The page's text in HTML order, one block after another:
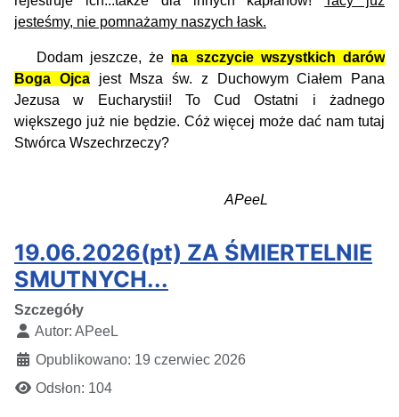
jesteśmy, nie pomnażamy naszych łask.
Dodam jeszcze, że na szczycie wszystkich darów
Boga Ojcajest Msza św. z Duchowym Ciałem Pana
Jezusa w Eucharystii! To Cud Ostatni i żadnego
większego już nie będzie. Cóż więcej może dać nam tutaj
Stwórca Wszechrzeczy?
APeeL
19.06.2026(pt) ZA ŚMIERTELNIE
SMUTNYCH...
Szczegóły
Autor: APeeL
Opublikowano: 19 czerwiec 2026
Odsłon: 104